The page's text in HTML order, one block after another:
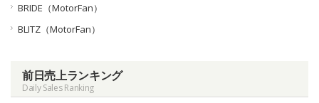
BRIDE（MotorFan）
BLITZ（MotorFan）
前日売上ランキング
Daily Sales Ranking